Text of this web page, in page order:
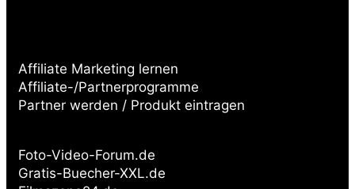
Affiliate Marketing lernen
Affiliate-/Partnerprogramme
Partner werden / Produkt eintragen
Foto-Video-Forum.de
Gratis-Buecher-XXL.de